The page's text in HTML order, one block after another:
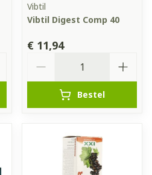
Vibtil
Vibtil Digest Comp 40
€ 11,94
Bestel